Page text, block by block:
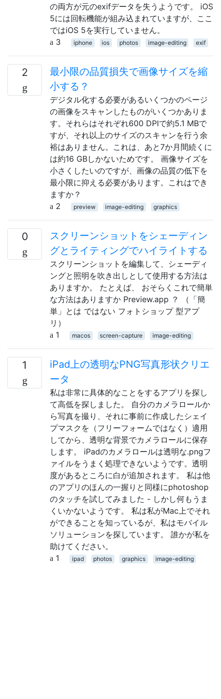
の両方が元のexifデータを失うようです。 iOS
5には回転機能が組み込まれていますが、ここ
ではiOS 5を実行していません。
3
iphone ios photos image-editing exif
2
最小限の品質損失で画像サイズを縮
小する？
デジタル化する必要があるいくつかのページ
の画像をスキャンしたものがいくつかありま
す。それらはそれぞれ600 DPIで約5.1 MBで
すが、それ以上のサイズのスキャンを行う余
裕はありません。これは、あと7か月間続くに
は約16 GBしかないためです。 画像サイズを
小さくしたいのですが、画像の品質の低下を
最小限に抑える必要があります。これはでき
ますか？
2
preview image-editing graphics
0
スクリーンショットをシェーディン
グとライティングでハイライトする
スクリーンショットを編集して、シェーディ
ングと照明を吹き出しとして使用する方法は
ありますか。 たとえば、 おそらくこれで簡単
な方法はありますか Preview.app ？ （「簡
単」とは ではない フォトショップ 型アプ
リ）
1
macos screen-capture image-editing
1
iPad上の透明なPNG写真形状クリエ
ータ
私は非常に具体的なことをするアプリを探し
て高低を探しました。 自分のカメラロールか
ら写真を撮り、それに事前に作成したシェイ
プマスクを（フリーフォームではなく）適用
してから、透明な背景でカメラロールに保存
します。 iPadのカメラロールは透明な.pngフ
ァイルをうまく処理できないようです。透明
度があるところに白が追加されます。 私は他
のアプリのほんの一握りと同様にphotoshop
のタッチを試してみました - しかし何もうま
くいかないようです。 私は私がMac上でそれ
ができることを知っているが、私はモバイル
ソリューションを探しています。 誰かが私を
助けてください。
1
ipad photos graphics image-editing